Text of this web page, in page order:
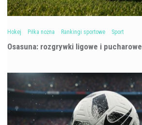
Hokej Piłka nożna Rankingi sportowe Sport
Osasuna: rozgrywki ligowe i pucharowe